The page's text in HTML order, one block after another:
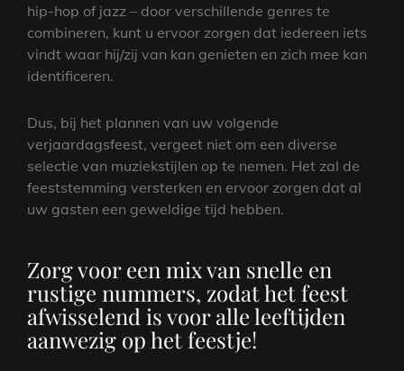
hip-hop of jazz – door verschillende genres te
combineren, kunt u ervoor zorgen dat iedereen iets
vindt waar hij/zij van kan genieten en zich mee kan
identificeren.
Dus, bij het plannen van uw volgende
verjaardagsfeest, vergeet niet om een diverse
selectie van muziekstijlen op te nemen. Het zal de
feeststemming versterken en ervoor zorgen dat al
uw gasten een geweldige tijd hebben.
Zorg voor een mix van snelle en
rustige nummers, zodat het feest
afwisselend is voor alle leeftijden
aanwezig op het feestje!